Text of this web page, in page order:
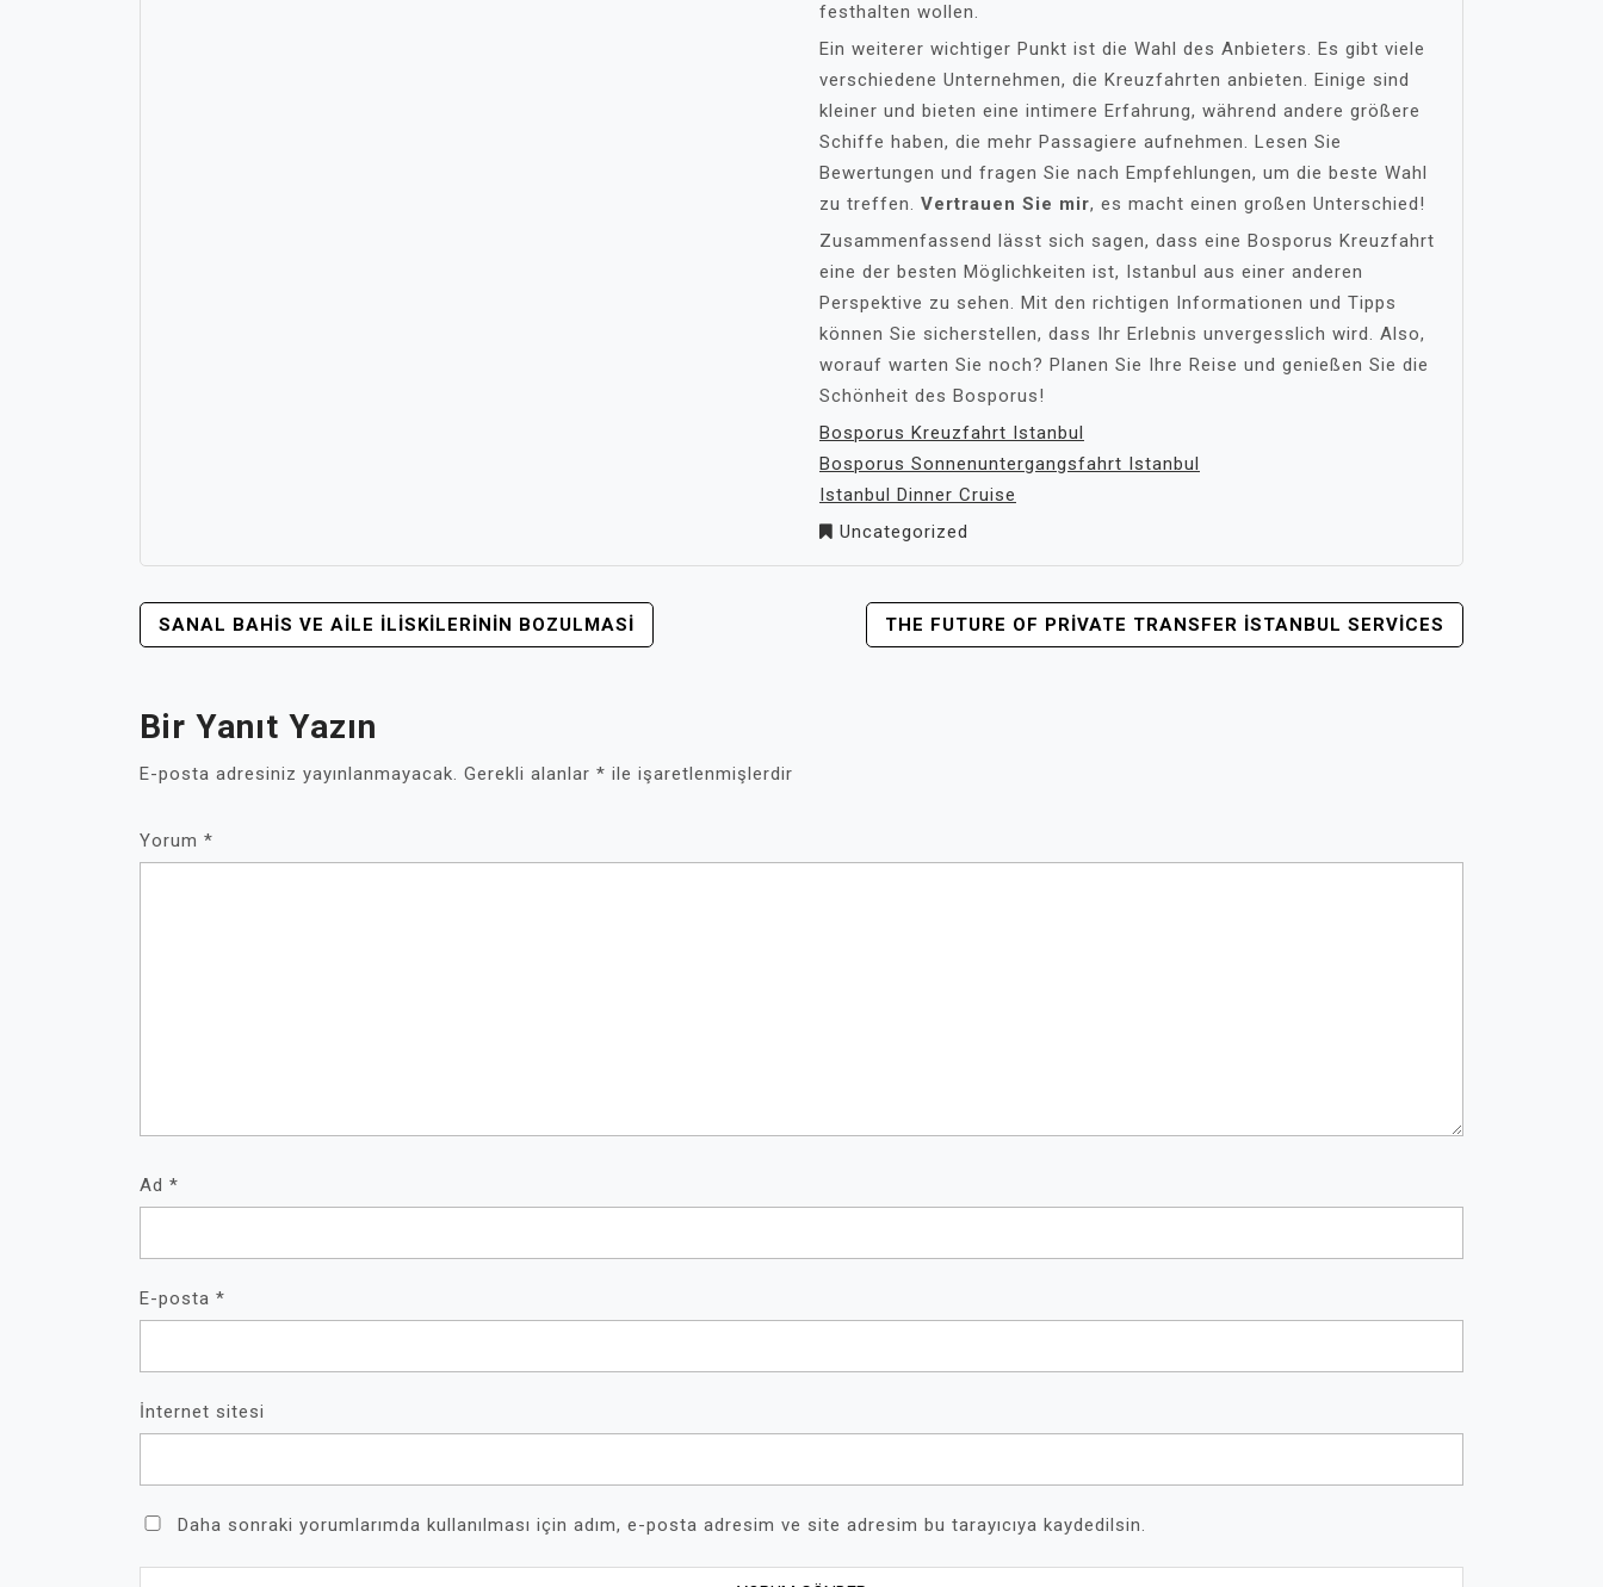
festhalten wollen.
Ein weiterer wichtiger Punkt ist die Wahl des Anbieters. Es gibt viele
verschiedene Unternehmen, die Kreuzfahrten anbieten. Einige sind
kleiner und bieten eine intimere Erfahrung, während andere größere
Schiffe haben, die mehr Passagiere aufnehmen. Lesen Sie
Bewertungen und fragen Sie nach Empfehlungen, um die beste Wahl
zu treffen. Vertrauen Sie mir, es macht einen großen Unterschied!
Zusammenfassend lässt sich sagen, dass eine Bosporus Kreuzfahrt
eine der besten Möglichkeiten ist, Istanbul aus einer anderen
Perspektive zu sehen. Mit den richtigen Informationen und Tipps
können Sie sicherstellen, dass Ihr Erlebnis unvergesslich wird. Also,
worauf warten Sie noch? Planen Sie Ihre Reise und genießen Sie die
Schönheit des Bosporus!
Bosporus Kreuzfahrt Istanbul
Bosporus Sonnenuntergangsfahrt Istanbul
Istanbul Dinner Cruise
Uncategorized
YAZI
GEZINMESI
SANAL BAHIS VE AILE İLISKILERININ BOZULMASI THE FUTURE OF PRIVATE TRANSFER İSTANBUL SERVICES
Bir Yanıt Yazın
E-posta adresiniz yayınlanmayacak. Gerekli alanlar * ile işaretlenmişlerdir
Yorum *
Ad *
E-posta *
İnternet sitesi
Daha sonraki yorumlarımda kullanılması için adım, e-posta adresim ve site adresim bu tarayıcıya kaydedilsin.